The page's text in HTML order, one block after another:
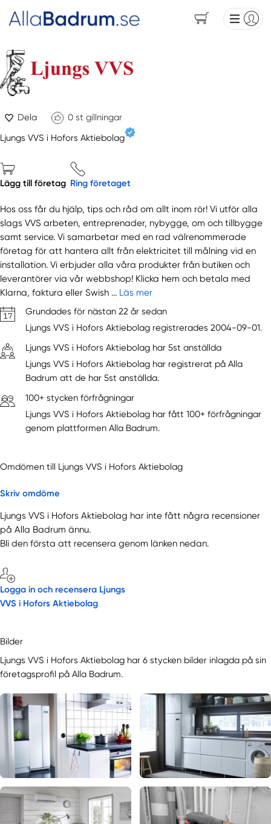
Dela 0 st gillningar
Ljungs VVS i Hofors Aktiebolag
Lägg till företag Ring företaget
Hos oss får du hjälp, tips och råd om allt inom rör! Vi utför alla
slags VVS arbeten, entreprenader, nybygge, om och tillbygge
samt service. Vi samarbetar med en rad välrenommerade
företag för att hantera allt från elektricitet till målning vid en
installation. Vi erbjuder alla våra produkter från butiken och
leverantörer via vår webbshop! Klicka hem och betala med
Klarna, faktura eller Swish ... Läs mer
Grundades för nästan 22 år sedan
Ljungs VVS i Hofors Aktiebolag registrerades 2004-09-01.
Ljungs VVS i Hofors Aktiebolag har 5st anställda
Ljungs VVS i Hofors Aktiebolag har registrerat på Alla
Badrum att de har 5st anställda.
100+ stycken förfrågningar
Ljungs VVS i Hofors Aktiebolag har fått 100+ förfrågningar
genom plattformen Alla Badrum.
Omdömen till Ljungs VVS i Hofors Aktiebolag
Skriv omdöme
Ljungs VVS i Hofors Aktiebolag har inte fått några recensioner
på Alla Badrum ännu.
Bli den första att recensera genom länken nedan.
Logga in och recensera Ljungs
VVS i Hofors Aktiebolag
Bilder
Ljungs VVS i Hofors Aktiebolag har 6 stycken bilder inlagda på sin
företagsprofil på Alla Badrum.